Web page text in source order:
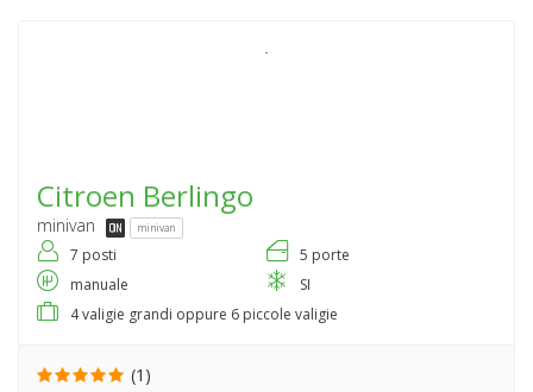
Citroen Berlingo
minivan minivan
7 posti
5 porte
manuale
SI
4 valigie grandi oppure 6 piccole valigie
(1)